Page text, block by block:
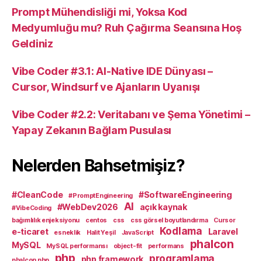
Prompt Mühendisliği mi, Yoksa Kod
Medyumluğu mu? Ruh Çağırma Seansına Hoş
Geldiniz
Vibe Coder #3.1: AI-Native IDE Dünyası –
Cursor, Windsurf ve Ajanların Uyanışı
Vibe Coder #2.2: Veritabanı ve Şema Yönetimi –
Yapay Zekanın Bağlam Pusulası
Nelerden Bahsetmişiz?
#CleanCode #PromptEngineering #SoftwareEngineering
#VibeCoding #WebDev2026 AI açık kaynak
bağımlılık enjeksiyonu centos css css görsel boyutlandırma Cursor
e-ticaret esneklik Halit Yeşil JavaScript Kodlama
Laravel
MySQL
MySQL performansı object-fit performans phalcon
php php framework programlama